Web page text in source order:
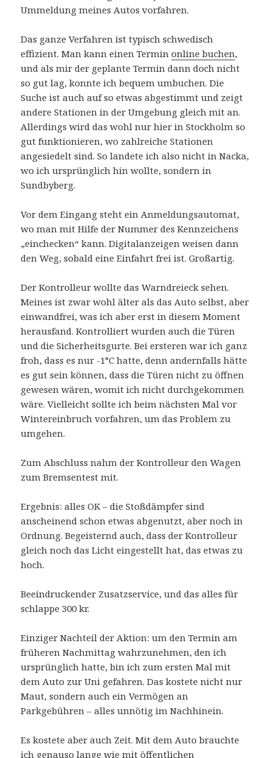
Ummeldung meines Autos vorfahren.
Das ganze Verfahren ist typisch schwedisch
effizient. Man kann einen Terminonline buchen,
und als mir der geplante Termin dann doch nicht
so gut lag, konnte ich bequem umbuchen. Die
Suche ist auch auf so etwas abgestimmt und zeigt
andere Stationen in der Umgebung gleich mit an.
Allerdings wird das wohl nur hier in Stockholm so
gut funktionieren, wo zahlreiche Stationen
angesiedelt sind. So landete ich also nicht in Nacka,
wo ich ursprünglich hin wollte, sondern in
Sundbyberg.
Vor dem Eingang steht ein Anmeldungsautomat,
wo man mit Hilfe der Nummer des Kennzeichens
„einchecken“ kann. Digitalanzeigen weisen dann
den Weg, sobald eine Einfahrt frei ist. Großartig.
Der Kontrolleur wollte das Warndreieck sehen.
Meines ist zwar wohl älter als das Auto selbst, aber
einwandfrei, was ich aber erst in diesem Moment
herausfand. Kontrolliert wurden auch die Türen
und die Sicherheitsgurte. Bei ersteren war ich ganz
froh, dass es nur -1°C hatte, denn andernfalls hätte
es gut sein können, dass die Türen nicht zu öffnen
gewesen wären, womit ich nicht durchgekommen
wäre. Vielleicht sollte ich beim nächsten Mal vor
Wintereinbruch vorfahren, um das Problem zu
umgehen.
Zum Abschluss nahm der Kontrolleur den Wagen
zum Bremsentest mit.
Ergebnis: alles OK – die Stoßdämpfer sind
anscheinend schon etwas abgenutzt, aber noch in
Ordnung. Begeisternd auch, dass der Kontrolleur
gleich noch das Licht eingestellt hat, das etwas zu
hoch.
Beeindruckender Zusatzservice, und das alles für
schlappe 300 kr.
Einziger Nachteil der Aktion: um den Termin am
früheren Nachmittag wahrzunehmen, den ich
ursprünglich hatte, bin ich zum ersten Mal mit
dem Auto zur Uni gefahren. Das kostete nicht nur
Maut, sondern auch ein Vermögen an
Parkgebühren – alles unnötig im Nachhinein.
Es kostete aber auch Zeit. Mit dem Auto brauchte
ich genauso lange wie mit öffentlichen